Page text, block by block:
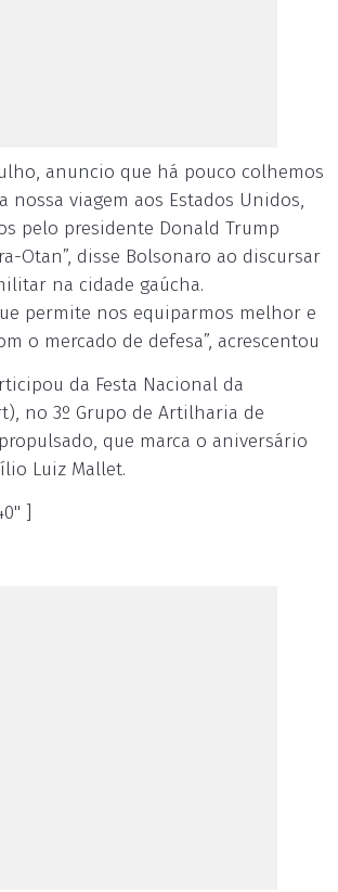
anuncio que há pouco colhemos
nossa viagem aos Estados Unidos,
pelo presidente Donald Trump
Otan”, disse Bolsonaro ao discursar
na cidade gaúcha.
permite nos equiparmos melhor e
o mercado de defesa”, acrescentou
da Festa Nacional da
no 3º Grupo de Artilharia de
que marca o aniversário
Luiz Mallet.
]